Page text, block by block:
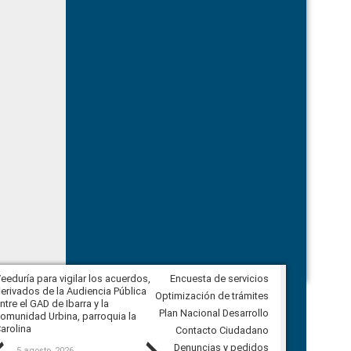
para vigilar los acuerdos,
de la Audiencia Pública
el GAD de Ibarra y la
Urbina, parroquia la
CPCCS convoca a Veeduría
Ciudadana para vigilar el concurso
en la Universidad de Cuenca
Encuesta de servicios
Optimización de trámites
Plan Nacional Desarrollo
Contacto Ciudadano
Denuncias y pedidos